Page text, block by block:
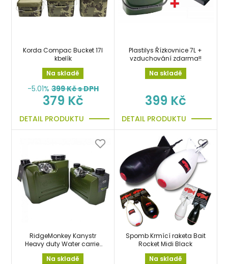
Korda Compac Bucket 17l
kbelík
Na skladě
-5.01% 399Kč s DPH
379 Kč
DETAIL PRODUKTU
Plastilys Řízkovnice 7L +
vzduchování zdarma!!
Na skladě
399 Kč
DETAIL PRODUKTU
RidgeMonkey Kanystr
Heavy duty Water carrier
5L
Na skladě
Spomb Krmící raketa Bait
Rocket Midi Black
Na skladě